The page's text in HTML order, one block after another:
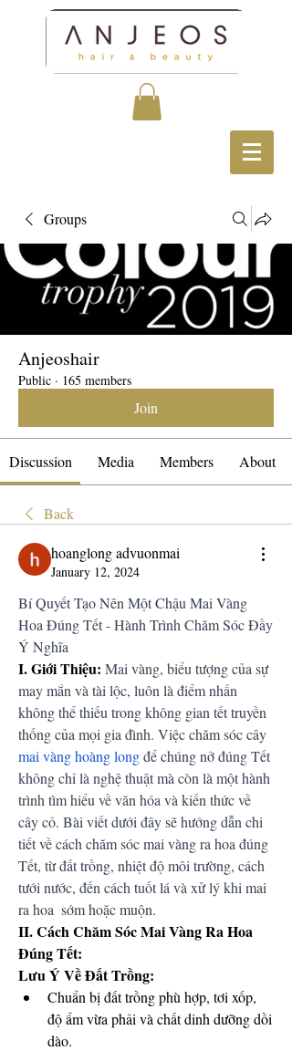
Groups
Anjeoshair
Public · 165 members
Join
Discussion Media Members About
Back
hoanglong advuonmai
January 12, 2024
Bí Quyết Tạo Nên Một Chậu Mai Vàng
Hoa Đúng Tết - Hành Trình Chăm Sóc Đầy
Ý Nghĩa
I. Giới Thiệu: Mai vàng, biểu tượng của sự
may mắn và tài lộc, luôn là điểm nhấn
không thể thiếu trong không gian tết truyền
mai vàng hoàng long để chúng nở đúng Tết
không chỉ là nghệ thuật mà còn là một hành
trình tìm hiểu về văn hóa và kiến thức về
cây cỏ. Bài viết dưới đây sẽ hướng dẫn chi
tiết về cách chăm sóc mai vàng ra hoa đúng
Tết, từ đất trồng, nhiệt độ môi trường, cách
tưới nước, đến cách tuốt lá và xử lý khi mai
ra hoa  sớm hoặc muộn.
II. Cách Chăm Sóc Mai Vàng Ra Hoa
Đúng Tết:
Lưu Ý Về Đất Trồng:
Chuẩn bị đất trồng phù hợp, tơi xốp,
độ ẩm vừa phải và chất dinh dưỡng dồi
dào.